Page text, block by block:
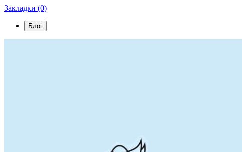
Закладки (0)
Блог